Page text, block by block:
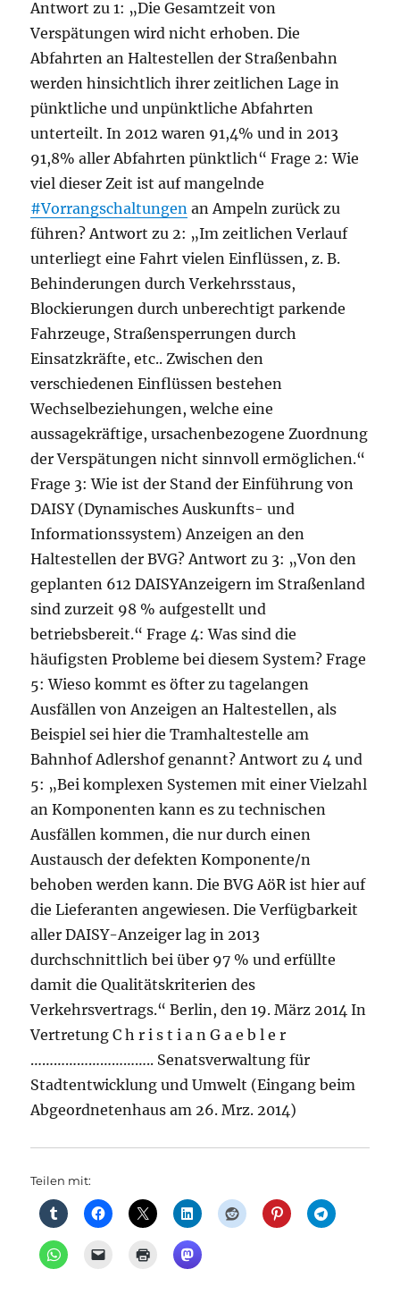
Antwort zu 1: „Die Gesamtzeit von
Verspätungen wird nicht erhoben. Die
Abfahrten an Haltestellen der Straßenbahn
werden hinsichtlich ihrer zeitlichen Lage in
pünktliche und unpünktliche Abfahrten
unterteilt. In 2012 waren 91,4% und in 2013
91,8% aller Abfahrten pünktlich“ Frage 2: Wie
viel dieser Zeit ist auf mangelnde
#Vorrangschaltungen an Ampeln zurück zu
führen? Antwort zu 2: „Im zeitlichen Verlauf
unterliegt eine Fahrt vielen Einflüssen, z. B.
Behinderungen durch Verkehrsstaus,
Blockierungen durch unberechtigt parkende
Fahrzeuge, Straßensperrungen durch
Einsatzkräfte, etc.. Zwischen den
verschiedenen Einflüssen bestehen
Wechselbeziehungen, welche eine
aussagekräftige, ursachenbezogene Zuordnung
der Verspätungen nicht sinnvoll ermöglichen.“
Frage 3: Wie ist der Stand der Einführung von
DAISY (Dynamisches Auskunfts- und
Informationssystem) Anzeigen an den
Haltestellen der BVG? Antwort zu 3: „Von den
geplanten 612 DAISYAnzeigern im Straßenland
sind zurzeit 98 % aufgestellt und
betriebsbereit.“ Frage 4: Was sind die
häufigsten Probleme bei diesem System? Frage
5: Wieso kommt es öfter zu tagelangen
Ausfällen von Anzeigen an Haltestellen, als
Beispiel sei hier die Tramhaltestelle am
Bahnhof Adlershof genannt? Antwort zu 4 und
5: „Bei komplexen Systemen mit einer Vielzahl
an Komponenten kann es zu technischen
Ausfällen kommen, die nur durch einen
Austausch der defekten Komponente/n
behoben werden kann. Die BVG AöR ist hier auf
die Lieferanten angewiesen. Die Verfügbarkeit
aller DAISY-Anzeiger lag in 2013
durchschnittlich bei über 97 % und erfüllte
damit die Qualitätskriterien des
Verkehrsvertrags.“ Berlin, den 19. März 2014 In
Vertretung C h r i s t i a n G a e b l e r
………………………….. Senatsverwaltung für
Stadtentwicklung und Umwelt (Eingang beim
Abgeordnetenhaus am 26. Mrz. 2014)
Teilen mit: